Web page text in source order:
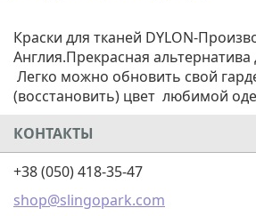
Краски для тканей DYLON-
Англия.Прекрасная
Легко можно обновить свой
(восстановить) цвет любимой
КОНТАКТЫ
+38 (050) 418-35-47
shop@slingopark.com